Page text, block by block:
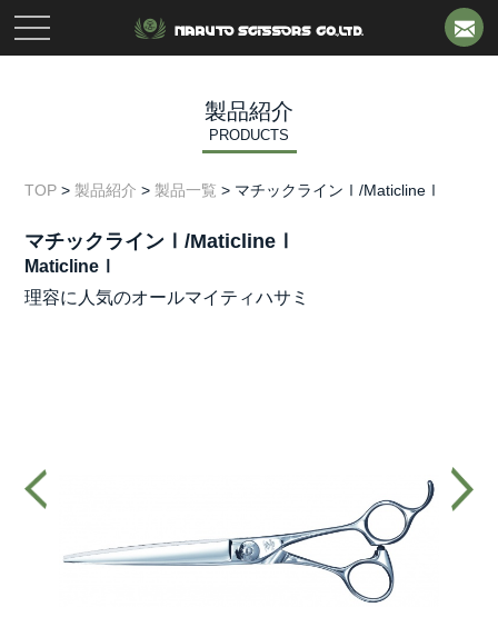
toggle
navigation
製品紹介
PRODUCTS
TOP >製品紹介 >製品一覧 > マチックラインⅠ/MaticlineⅠ
マチックラインⅠ/MaticlineⅠ
MaticlineⅠ
理容に人気のオールマイティハサミ